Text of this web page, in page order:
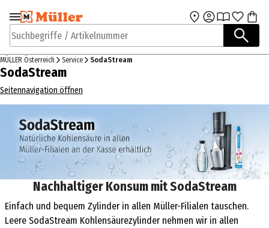
Zur Navigation
springen
Zum Hauptinhalt
Suchbegriffe / Artikelnummer
MÜLLER Österreich Service SodaStream
SodaStream
Seitennavigation öffnen
Nachhaltiger Konsum mit SodaStream
Einfach und bequem Zylinder in allen Müller-Filialen tauschen.
Leere SodaStream Kohlensäurezylinder nehmen wir in allen